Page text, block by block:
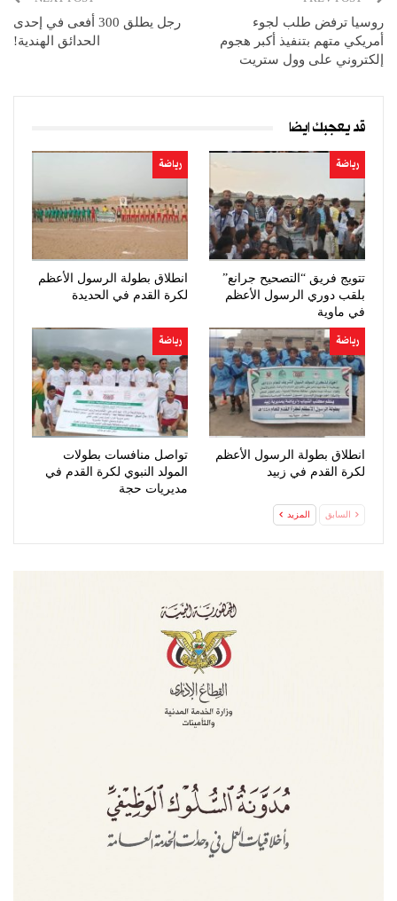
روسيا ترفض طلب لجوء
أمريكي متهم بتنفيذ أكبر هجوم
إلكتروني على وول ستريت
رجل يطلق 300 أفعى في إحدى
الحدائق الهندية!
قد يعجبك ايضا
رياضة
تتويج فريق “التصحيح جرانع”
بلقب دوري الرسول الأعظم
في ماوية
رياضة
انطلاق بطولة الرسول الأعظم
لكرة القدم في الحديدة
رياضة
انطلاق بطولة الرسول الأعظم
لكرة القدم في زبيد
رياضة
تواصل منافسات بطولات
المولد النبوي لكرة القدم في
مديريات حجة
السابق المزيد